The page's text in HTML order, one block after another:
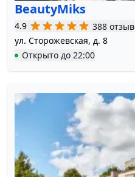
BeautyMiks
4.9
388
ул. Сторожевская, д. 8
Открыто до 22:00